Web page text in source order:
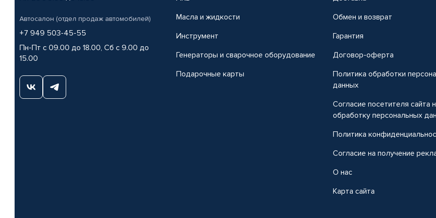
Автосалон (отдел продаж автомобилей)
+7 949 503-45-55
Пн-Пт с 09.00 до 18.00, Сб с 9.00 до
15.00
Масла и жидкости
Инструмент
Генераторы и сварочное оборудование
Подарочные карты
Обмен и возврат
Гарантия
Договор-оферта
Политика обработки
данных
Согласие посетителя сайта
обработку персональных
Политика
Согласие на получение
О нас
Карта сайта